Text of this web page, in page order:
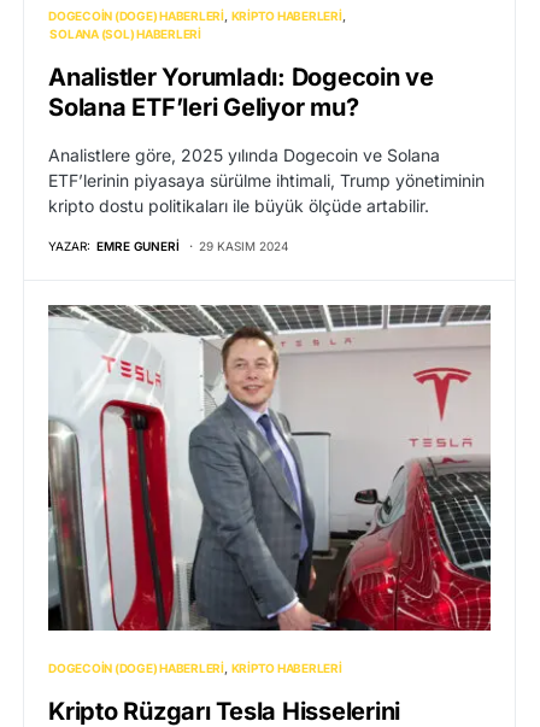
DOGECOIN (DOGE) HABERLERI KRIPTO HABERLERI
SOLANA (SOL) HABERLERI
Analistler Yorumladı: Dogecoin ve
Solana ETF’leri Geliyor mu?
Analistlere göre, 2025 yılında Dogecoin ve Solana
ETF’lerinin piyasaya sürülme ihtimali, Trump yönetiminin
kripto dostu politikaları ile büyük ölçüde artabilir.
YAZAR: EMRE GUNERI 29 KASIM 2024
DOGECOIN (DOGE) HABERLERI KRIPTO HABERLERI
Kripto Rüzgarı Tesla Hisselerini